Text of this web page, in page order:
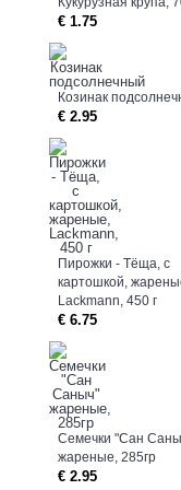
€ 1.75
Козинак
€ 2.95
Пирожки - Тёща, с
картошкой,
Lackmann, 450 г
€ 6.75
Семечки "Сан
жареные, 285гp
€ 2.95